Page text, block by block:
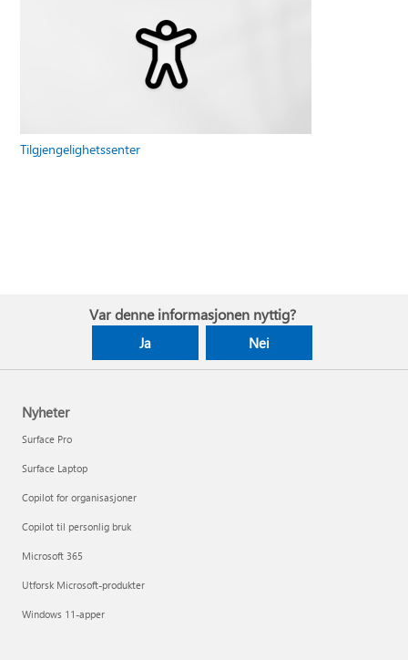
Tilgjengelighetssenter
Var denne informasjonen nyttig?
Ja Nei
Nyheter
Surface Pro
Surface Laptop
Copilot for organisasjoner
Copilot til personlig bruk
Microsoft 365
Utforsk Microsoft-produkter
Windows 11-apper